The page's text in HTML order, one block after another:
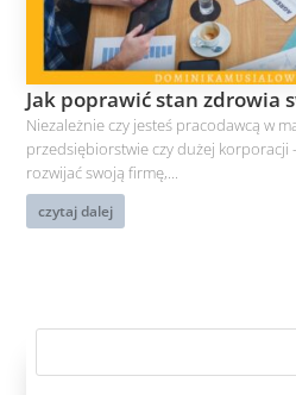
Jak poprawić stan zdrowia
Niezależnie czy jesteś pracodawcą w
przedsiębiorstwie czy dużej korporacji
rozwijać swoją firmę,...
czytaj dalej